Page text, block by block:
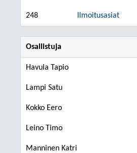
248 Ilmoitusasiat
Osallistuja
Havula Tapio
Lampi Satu
Kokko Eero
Leino Timo
Manninen Katri